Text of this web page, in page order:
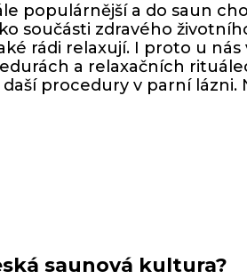
populárnější a do saun
součásti zdravého
rádi relaxují. I proto u nás
a relaxačních
procedury v parní lázni.
saunová kultura?